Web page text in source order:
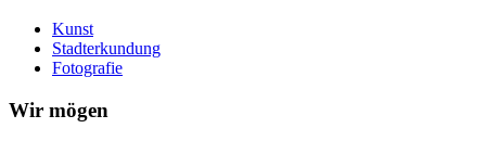
Kunst
Stadterkundung
Fotografie
Wir mögen